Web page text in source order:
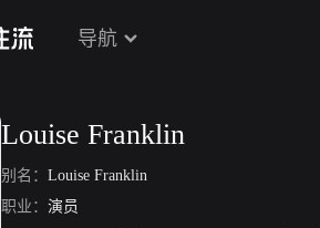
导航
Louise Franklin
别名： Louise Franklin
职业： 演员